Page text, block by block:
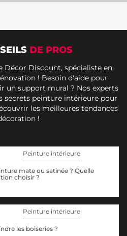
DE PROS
Décor Discount, spécialiste en
! Besoin d'aide pour
un support mural ? Nos experts
secrets peinture intérieure pour
les meilleures tendances
!
Peinture intérieure
mate ou satinée ? Quelle
choisir ?
Peinture intérieure
les boiseries ?